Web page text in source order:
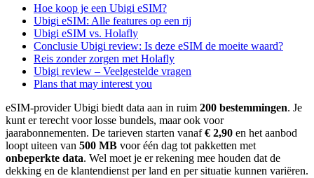
Hoe koop je een Ubigi eSIM?
Ubigi eSIM: Alle features op een rij
Ubigi eSIM vs. Holafly
Conclusie Ubigi review: Is deze eSIM de moeite waard?
Reis zonder zorgen met Holafly
Ubigi review – Veelgestelde vragen
Plans that may interest you
eSIM-provider Ubigi biedt data aan in ruim 200 bestemmingen. Je
kunt er terecht voor losse bundels, maar ook voor
jaarabonnementen. De tarieven starten vanaf€ 2,90 en het aanbod
loopt uiteen van 500 MB voor één dag tot pakketten met
onbeperkte data. Wel moet je er rekening mee houden dat de
dekking en de klantendienst per land en per situatie kunnen variëren.